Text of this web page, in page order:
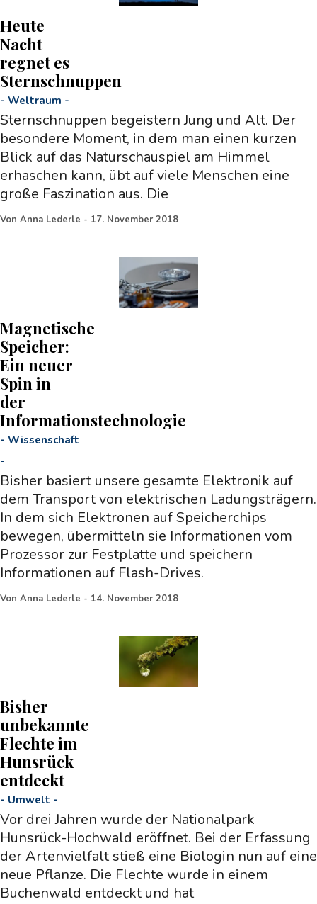
Heute
Nacht
regnet es
Sternschnuppen
- Weltraum -
Sternschnuppen begeistern Jung und Alt. Der
besondere Moment, in dem man einen kurzen
Blick auf das Naturschauspiel am Himmel
erhaschen kann, übt auf viele Menschen eine
große Faszination aus. Die
Von Anna Lederle - 17. November 2018
Magnetische
Speicher:
Ein neuer
Spin in
der
Informationstechnologie
- Wissenschaft
-
Bisher basiert unsere gesamte Elektronik auf
dem Transport von elektrischen Ladungsträgern.
In dem sich Elektronen auf Speicherchips
bewegen, übermitteln sie Informationen vom
Prozessor zur Festplatte und speichern
Informationen auf Flash-Drives.
Von Anna Lederle - 14. November 2018
Bisher
unbekannte
Flechte im
Hunsrück
entdeckt
- Umwelt -
Vor drei Jahren wurde der Nationalpark
Hunsrück-Hochwald eröffnet. Bei der Erfassung
der Artenvielfalt stieß eine Biologin nun auf eine
neue Pflanze. Die Flechte wurde in einem
Buchenwald entdeckt und hat